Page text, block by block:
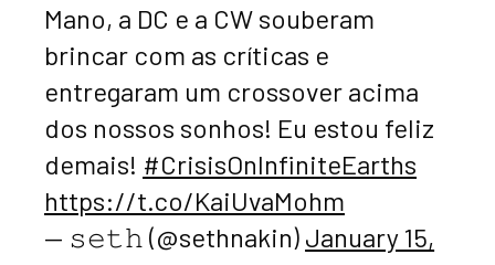
Mano, a DC e a CW souberam
brincar com as críticas e
entregaram um crossover acima
dos nossos sonhos! Eu estou feliz
demais! #CrisisOnInfiniteEarths
https://t.co/KaiUvaMohm
— 𝚜𝚎𝚝𝚑 (@sethnakin) January 15,